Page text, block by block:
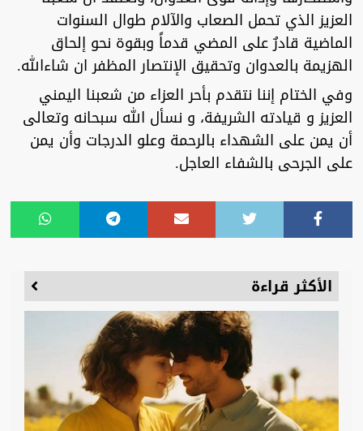
العزيز الذي تحمل الصعاب والآلام طوال السنوات
الماضية قادرٌ على المضي قدماً وبقوة نحو إلحاق
الهزيمة بالعدوان وتحقيق الإنتصار المظفر ان شاءالله.
وفي الختام إننا نتقدم بأحر العزاء من شعبنا اليمني
العزيز و قيادته الشريفة، و نسأل الله سبحانه وتعالى
أن يمن على الشهداء بالرحمة وعلو الدرجات وأن يمن
على الجرحى بالشفاء العاجل.
الأكثر قراءة